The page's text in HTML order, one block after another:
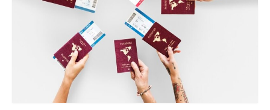
Dansk(Dánský
Nederlands Holandský)
English Angličtina
Eesti Estonština)
Suomi